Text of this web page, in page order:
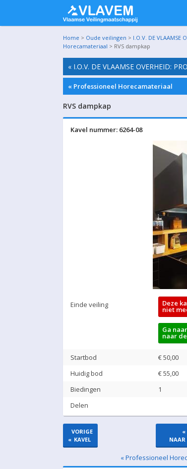
Home > Oude veilingen > I.O.V. DE VLAAMSE
Horecamateriaal > RVS dampkap
« I.O.V. DE VLAAMSE OVERHEID:
« Professioneel Horecamateriaal
RVS dampkap
Kavel nummer: 6264-08
Einde veiling Deze
niet
Ga
naar de
Startbod
€ 50,00
Huidig bod
€55,00
Biedingen
1
Delen
«
VORIGE
KAVEL
«
NAAR
« Professioneel